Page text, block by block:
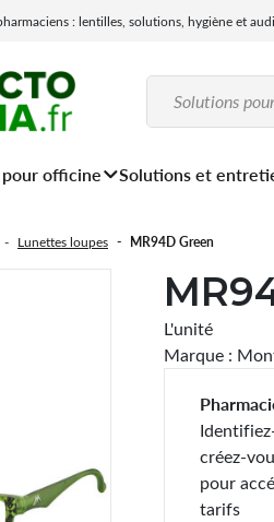
: lentilles, solutions, hygiène et
officine Solutions et
Lunettes loupes MR94D Green
L'unité
Marque :
créez-
pour
tarifs